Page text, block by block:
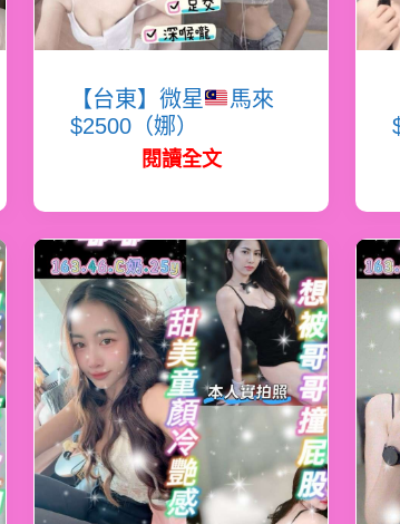
【台東】微星
馬來
$2500（娜）
閱讀全文